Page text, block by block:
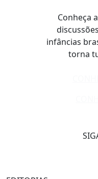
Conheça
infâncias
torna